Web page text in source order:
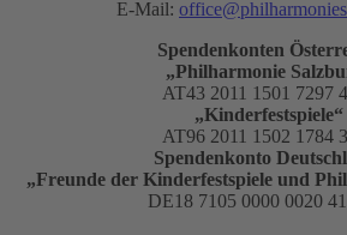
E-Mail:
Spendenkonten
„Philharmonie
AT43 2011 1501 7297
„Kinderfestspiele“
AT96 2011 1502 1784
Spendenkonto
„Freunde der Kinderfestspiele und
DE18 7105 0000 0020